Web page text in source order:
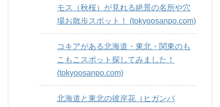
モス（秋桜）が見れる絶景の名所や穴
場お散歩スポット！ (tokyoosanpo.com)
コキアがある北海道・東北・関東のも
こもこスポット探してみました！
(tokyoosanpo.com)
北海道と東北の彼岸花（ヒガンバ